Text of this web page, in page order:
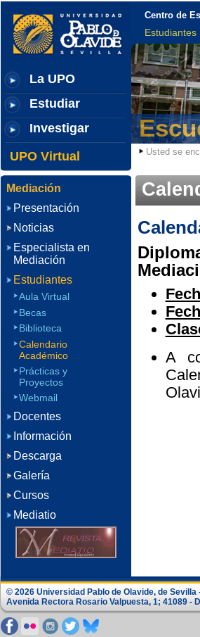
La UPO
Estudiar
Investigar
UPO Virtual
Centro de
Estudiantes
Usted se
A
Mediación
Presentación
Noticias
Especialista en
Mediación
Estudiantes
Aula Virtual
Becas
Biblioteca
Calendario
Académico
Prácticas y
Proyectos
Webmail
Docentes
Información
Descarga
Galería
Cursos
Mediatio
© 2026 Universidad Pablo de Olavide, de
Avenida Rectora Rosario Valpuesta, 1; 41089 -